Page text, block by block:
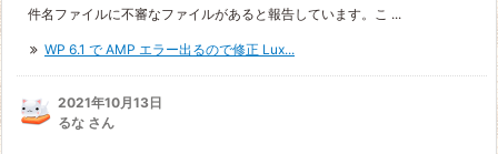
件名ファイルに不審なファイルがあると報告しています。こ ...
WP 6.1 で AMP エラー出るので修正 Lux...
2021年10月13日
るな さん